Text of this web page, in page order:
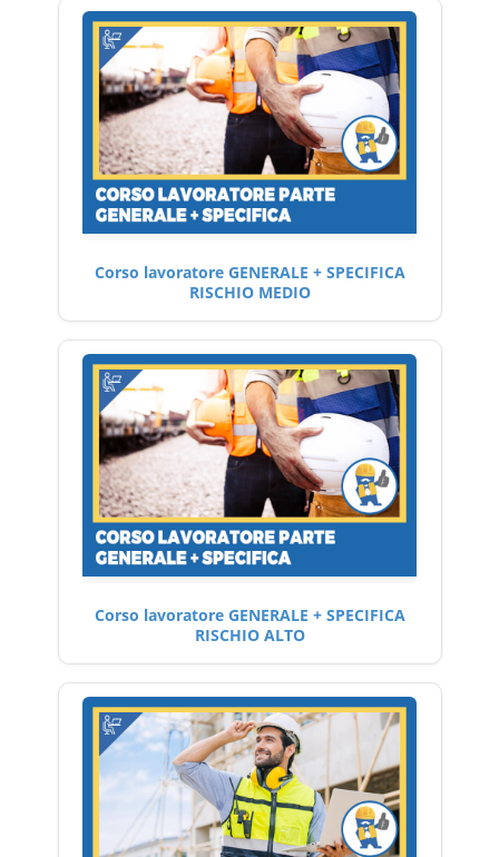
Corso lavoratore GENERALE + SPECIFICA
RISCHIO MEDIO
Corso lavoratore GENERALE + SPECIFICA
RISCHIO ALTO